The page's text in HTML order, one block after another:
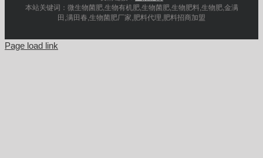
本站关键词：微生物菌肥,生物有机肥,生物菌肥,生物肥料,生物肥,金满
田,满田春,生物菌肥厂家,肥料代理,肥料招商加盟
Page load link